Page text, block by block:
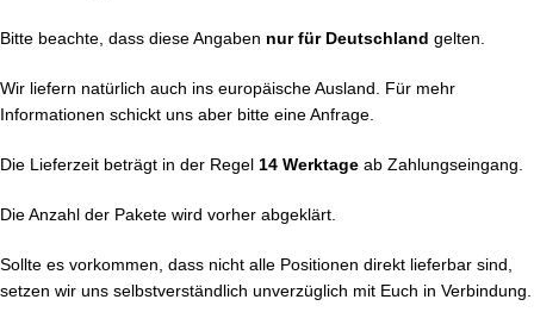
Bitte beachte, dass diese Angaben nur für Deutschland gelten.
Wir liefern natürlich auch ins europäische Ausland. Für mehr
Informationen schickt uns aber bitte eine Anfrage.
Die Lieferzeit beträgt in der Regel 14 Werktage ab Zahlungseingang.
Die Anzahl der Pakete wird vorher abgeklärt.
Sollte es vorkommen, dass nicht alle Positionen direkt lieferbar sind,
setzen wir uns selbstverständlich unverzüglich mit Euch in Verbindung.